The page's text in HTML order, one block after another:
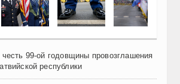
99-ой годовщины провозглашения
республики